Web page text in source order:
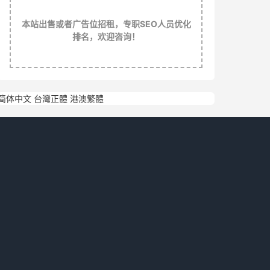
本站出售或者广告位招租，专职SEO人员优化
排名，欢迎咨询！
体中文 台灣正體 港澳繁體